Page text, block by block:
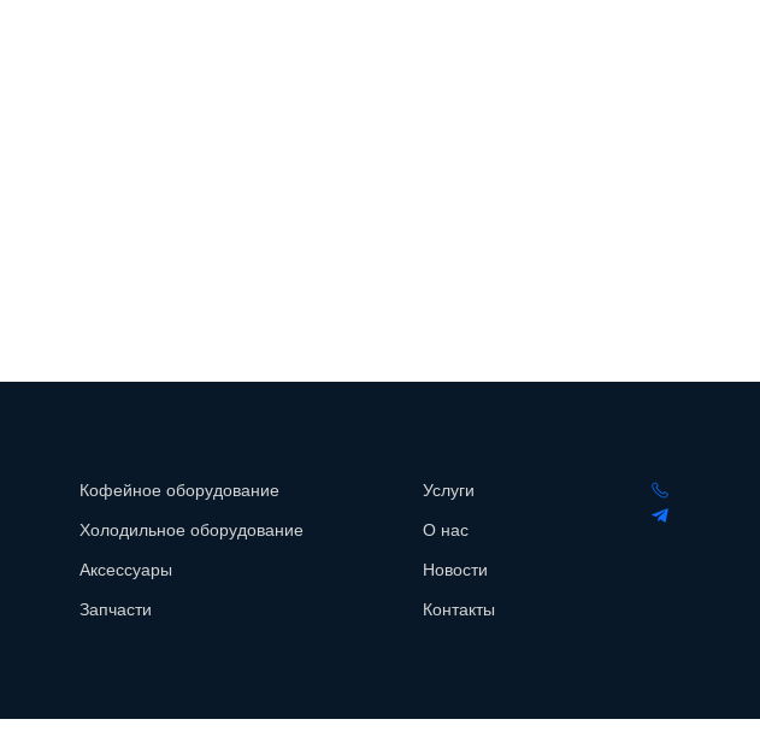
Кофейное оборудование
Холодильное оборудование
Аксессуары
Запчасти
Услуги
О нас
Новости
Контакты